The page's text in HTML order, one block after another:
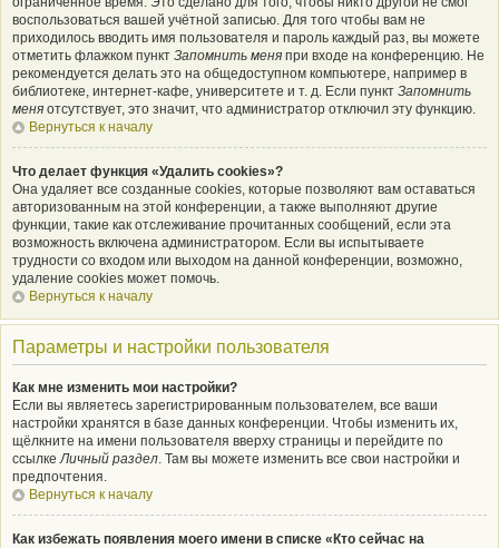
воспользоваться вашей учётной записью. Для того чтобы вам не
приходилось вводить имя пользователя и пароль каждый раз, вы можете
отметить флажком пункт Запомнить меня при входе на конференцию. Не
рекомендуется делать это на общедоступном компьютере, например в
библиотеке, интернет-кафе, университете и т. д. Если пункт Запомнить
меня отсутствует, это значит, что администратор отключил эту функцию.
Вернуться к началу
Что делает функция «Удалить cookies»?
Она удаляет все созданные cookies, которые позволяют вам оставаться
авторизованным на этой конференции, а также выполняют другие
функции, такие как отслеживание прочитанных сообщений, если эта
возможность включена администратором. Если вы испытываете
трудности со входом или выходом на данной конференции, возможно,
удаление cookies может помочь.
Вернуться к началу
Параметры и настройки пользователя
Как мне изменить мои настройки?
Если вы являетесь зарегистрированным пользователем, все ваши
настройки хранятся в базе данных конференции. Чтобы изменить их,
щёлкните на имени пользователя вверху страницы и перейдите по
ссылкеЛичный раздел. Там вы можете изменить все свои настройки и
предпочтения.
Вернуться к началу
Как избежать появления моего имени в списке «Кто сейчас на